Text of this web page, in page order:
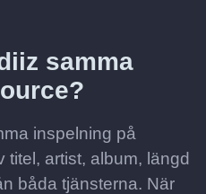
samma
inspelning på
artist, album, längd
båda tjänsterna. När